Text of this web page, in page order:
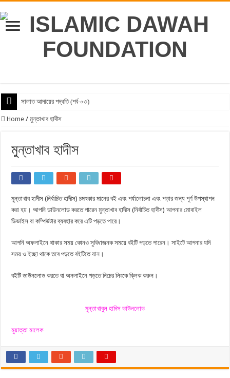
সালাত আদায়ের পদ্ধতি (পর্ব-০৩)
idfbd কর্তৃপক্ষকে প্রশ্ন করার ব্যবস্থা চালু করা হয়েছে
সালাত আদায়ের পদ্ধতি (পর্ব-০২)
তাকদীর লিপিবদ্ধ কেন? ডা. জাকির নায়েক।।
জুলুমকারীকে বাধা দেওয়া উচিত।
স্বলাতের সময় সম্পর্কে সঠিক ধারনা
ড. জাকির নায়েক লেকচার সমগ্র প্রশ্নোত্তরসহ বই
Home / মুন্তাখাব হাদীস
মুন্তাখাব হাদীস
মুন্তাখাব হাদীস (নির্বাচিত হাদীস) চমৎকার মানের বই এবং পর্যালোচনা এবং পড়ার জন্য পূর্ণ উপস্থাপন
করা হয়। আপনি ডাউনলোড করতে পারেন মুন্তাখাব হাদীস (নির্বাচিত হাদীস) আপনার মোবাইল
ডিভাইস বা কম্পিউটার ব্যবহার করে এটি পড়তে পারে।
আপনি অফলাইনে থাকার সময় কোনও সুবিধাজনক সময়ে বইটি পড়তে পারেন। সাইটে আপনার যদি
সময় ও ইচ্ছা থাকে তবে পড়তে বইটিতে যান।
বইটি ডাউনলোড করতে বা অনলাইনে পড়তে নিচের লিংকে ক্লিক করুন।
মুন্তাখাবুল হাদিস ডাউনলোড
মুয়াত্তা মালেক